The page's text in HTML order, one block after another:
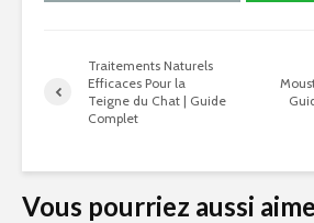
Traitements Naturels
Efficaces Pour la
Teigne du Chat | Guide
Complet
Vous pourriez aussi